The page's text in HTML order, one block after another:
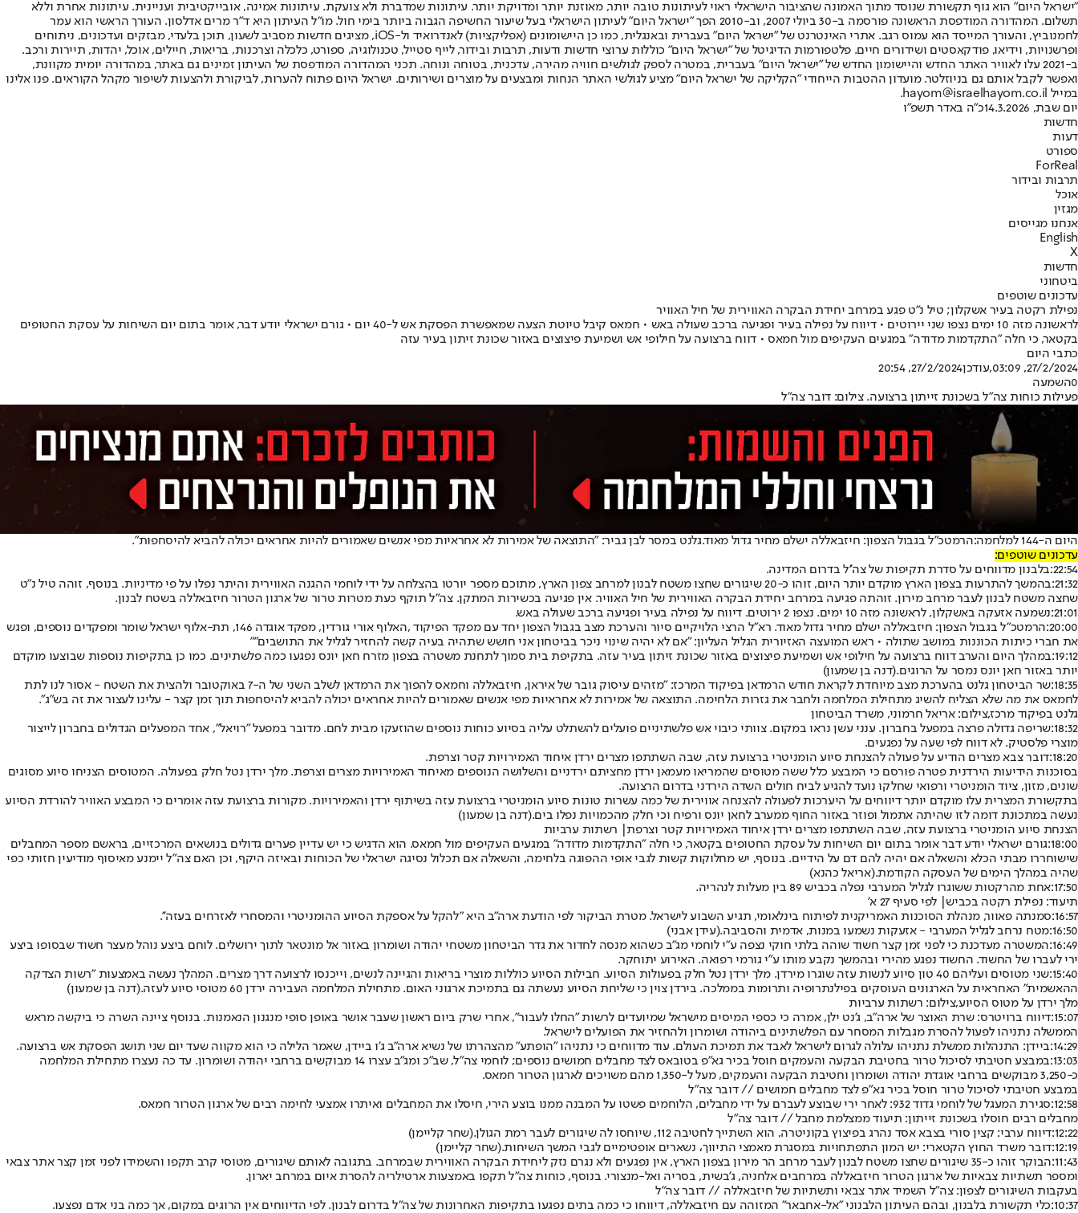
"ישראל היום" הוא גוף תקשורת שנוסד מתוך האמונה שהציבור הישראלי ראוי לעיתונות טובה יותר, מאוזנת יותר ומדויקת יותר. עיתונות שמדברת ולא צועקת. עיתונות אמינה, אובייקטיבית ועניינית. עיתונות אחרת וללא
תשלום. המהדורה המודפסת הראשונה פורסמה ב-30 ביולי 2007, וב-2010 הפך "ישראל היום" לעיתון הישראלי בעל שיעור החשיפה הגבוה ביותר בימי חול. מו"ל העיתון היא ד"ר מרים אדלסון. העורך הראשי הוא עמר
לחמנוביץ, והעורך המייסד הוא עמוס רגב. אתרי האינטרנט של "ישראל היום" בעברית ובאנגלית, כמו כן היישומונים (אפליקציות) לאנדרואיד ול-iOS, מציגים חדשות מסביב לשעון, תוכן בלעדי, מבזקים ועדכונים, ניתוחים
ופרשנויות, וידיאו, פודקאסטים ושידורים חיים. פלטפורמות הדיגיטל של "ישראל היום" כוללות ערוצי חדשות ודעות, תרבות ובידור, לייף סטייל, טכנולוגיה, ספורט, כלכלה וצרכנות, בריאות, חיילים, אוכל, יהדות, תיירות ורכב.
ב-2021 עלו לאוויר האתר החדש והיישומון החדש של "ישראל היום" בעברית, במטרה לספק לגולשים חוויה מהירה, עדכנית, בטוחה ונוחה. תכני המהדורה המודפסת של העיתון זמינים גם באתר, במהדורה יומית מקוונת,
ואפשר לקבל אותם גם בניוזלטר. מועדון ההטבות הייחודי "הקליקה של ישראל היום" מציע לגולשי האתר הנחות ומבצעים על מוצרים ושירותים. ישראל היום פתוח להערות, לביקורת ולהצעות לשיפור מקהל הקוראים. פנו אלינו
במייל hayom@israelhayom.co.il.
יום שבת, 14.3.2026
כ"ה באדר תשפ"ו
חדשות
דעות
ספורט
ForReal
תרבות ובידור
אוכל
מגזין
אנחנו מגייסים
English
X
חדשות
ביטחוני
עדכונים שוטפים
נפילת רקטה בעיר אשקלון; טיל נ״ט פגע במרחב יחידת הבקרה האווירית של חיל האוויר
לראשונה מזה 10 ימים נצפו שני יירוטים • דיווח על נפילה בעיר ופגיעה ברכב שעולה באש • חמאס קיבל טיוטת הצעה שמאפשרת הפסקת אש ל-40 יום • גורם ישראלי יודע דבר, אומר בתום יום השיחות על עסקת החטופים
בקטאר, כי חלה ״התקדמות מדודה״ במגעים העקיפים מול חמאס • דווח ברצועה על חילופי אש ושמיעת פיצוצים באזור שכונת זיתון בעיר עזה
כתבי היום
27/2/2024, 03:09
,עודכן27/2/2024, 20:54
0השמעה
פעילות כוחות צה"ל בשכונת זייתון ברצועה. צילום: דובר צה"ל
היום ה-144 למלחמה: הרמטכ״ל בגבול הצפון: חיזבאללה ישלם מחיר גדול מאוד.גלנט במסר לבן גביר: "התוצאה של אמירות לא אחראיות מפי אנשים שאמורים להיות אחראים יכולה להביא להיסחפות".
עדכונים שוטפים:
22:54: בלבנון מדווחים על סדרת תקיפות של צה''ל בדרום המדינה.
21:32:
בהמשך להתרעות בצפון הארץ מוקדם יותר היום, זוהו כ-20 שיגורים שחצו משטח לבנון למרחב צפון הארץ, מתוכם מספר יורטו בהצלחה על ידי לוחמי ההגנה האווירית והיתר נפלו על פי מדיניות. בנוסף, זוהה טיל נ״ט
שחצה משטח לבנון לעבר מרחב מירון. זוהתה פגיעה במרחב יחידת הבקרה האווירית של חיל האוויר. אין פגיעה בכשירות המתקן. צה"ל תוקף כעת מטרות טרור של ארגון הטרור חיזבאללה בשטח לבנון.
21:01: נשמעה אזעקה באשקלון, לראשונה מזה 10 ימים. נצפו 2 ירוטים. דיווח על נפילה בעיר ופגיעה ברכב שעולה באש.
20:00: הרמטכ״ל בגבול הצפון: חיזבאללה ישלם מחיר גדול מאוד. רא"ל הרצי הלוי
קיים סיור והערכת מצב בגבול הצפון יחד עם מפקד הפיקוד ,האלוף אורי גורדין, מפקד אוגדה 146, תת-אלוף ישראל שומר ומפקדים נוספים, ופגש
את חברי כיתות הכוננות במושב שתולה • ראש המועצה האזיורית הגליל העליון: "אם לא יהיה שינוי ניכר בביטחון אני חושש שתהיה בעיה קשה להחזיר לגליל את התושבים""
19:12: במהלך היום והערב דווח ברצועה על חילופי אש ושמיעת פיצוצים באזור שכונת זיתון בעיר עזה. בתקיפת בית סמוך לתחנת משטרה בצפון מזרח חאן יונס נפגעו כמה פלשתינים. כמו כן בתקיפות נוספות שבוצעו מוקדם
יותר באזור חאן יונס נמסר על הרוגים.(דנה בן שמעון)
18:35:
שר הביטחון גלנט בהערכת מצב מיוחדת לקראת חודש הרמדאן בפיקוד המרכז: ״מזהים עיסוק גובר של איראן, חיזבאללה וחמאס להפוך את הרמדאן לשלב השני של ה-7 באוקטובר ולהצית את השטח - אסור לנו לתת
לחמאס את מה שלא הצליח להשיג מתחילת המלחמה ולחבר את גזרות הלחימה. התוצאה של אמירות לא אחראיות מפי אנשים שאמורים להיות אחראים יכולה להביא להיסחפות תוך זמן קצר - עלינו לעצור את זה בש״ג״.
גלנט בפיקוד מרכז,צילום: אריאל חרמוני, משרד הביטחון
18:32: שריפה גדולה פרצה במפעל בחברון. ענני עשן נראו במקום. צוותי כיבוי אש פלשתיניים פועלים להשתלט עליה בסיוע כוחות נוספים שהוזעקו מבית לחם. מדובר במפעל "רויאל", אחד המפעלים הגדולים בחברון לייצור
מוצרי פלסטיק. לא דווח לפי שעה על נפגעים.
18:20: דובר צבא מצרים הודיע על פעולה להצנחת סיוע הומניטרי ברצועת עזה, שבה השתתפו מצרים ירדן איחוד האמירויות קטר וצרפת.
בסוכנות הידיעות הירדנית פטרה פורסם כי המבצע כלל ששה מטוסים שהמריאו מעמאן ירדן מחציתם ירדניים והשלושה הנוספים מאיחוד האמירויות מצרים וצרפת. מלך ירדן נטל חלק בפעולה. המטוסים הצניחו סיוע מסוגים
שונים, מזון, ציוד הומניטרי ורפואי שחלקו נועד להגיע לביח חולים השדה הירדני בדרום הרצועה.
בתקשורת המצרית עלו מוקדם יותר דיווחים על היערכות לפעולה להצנחה אווירית של כמה עשרות טונות סיוע הומניטרי ברצועת עזה בשיתוף ירדן והאמירויות. מקורות ברצועת עזה אומרים כי המבצע האוויר להורדת הסיוע
נעשה במתכונת דומה לזו שהיתה אתמול ופוזר באזור החוף ממערב לחאן יונס ורפיח וכי חלק מהכמויות נפלו בים.(דנה בן שמעון)
הצנחת סיוע הומניטרי ברצועת עזה, שבה השתתפו מצרים ירדן איחוד האמירויות קטר וצרפת| רשתות ערביות
18:00: גורם ישראלי יודע דבר אומר בתום יום השיחות על עסקת החטופים בקטאר, כי חלה ״התקדמות מדודה״ במגעים העקיפים מול חמאס. הוא הדגיש כי יש עדיין פערים גדולים בנושאים המרכזיים, בראשם מספר המחבלים
שישוחררו מבתי הכלא והשאלה אם יהיה להם דם על הידיים. בנוסף, יש מחלוקות קשות לגבי אופי ההפוגה בלחימה, והשאלה אם תכלול נסיגה ישראלי של הכוחות ובאיזה היקף, וכן האם צה״ל יימנע מאיסוף מודיעין חזותי כפי
שהיה במהלך הימים של העסקה הקודמת.(אריאל כהנא)
17:50: אחת מהרקטות ששוגרו לגליל המערבי נפלה בכביש 89 בין מעלות לנהריה.
תיעוד: נפילת רקטה בכביש| לפי סעיף 27 א'
16:57: סמנתה פאוור, מנהלת הסוכנות האמריקנית לפיתוח בינלאומי, תגיע השבוע לישראל. מטרת הביקור לפי הודעת ארה"ב היא "להקל על אספקת הסיוע ה​​הומניטרי והמסחרי לאזרחים בעזה''.
16:50: מטח נרחב לגליל המערבי - אזעקות נשמעו במנות, אדמית והסביבה.(עידן אבני)
16:49: המשטרה מעדכנת כי לפני זמן קצר חשוד שוהה בלתי חוקי נצפה ע"י לוחמי מג"ב כשהוא מנסה לחדור את גדר הביטחון משטחי יהודה ושומרון באזור אל מונטאר לתוך ירושלים. לוחם ביצע נוהל מעצר חשוד שבסופו ביצע
ירי לעברו של החשוד. החשוד נפגע מהירי ובהמשך נקבע מותו ע"י גורמי רפואה. האירוע יתוחקר.
15:40:
שני מטוסים ועליהם 40 טון סיוע לנשות עזה שוגרו מירדן. מלך ירדן נטל חלק בפעולות הסיוע. חבילות הסיוע כוללות מוצרי בריאות והגיינה לנשים, וייכנסו לרצועה דרך מצרים. המהלך נעשה באמצעות "רשות הצדקה
ההאשמית" האחראית על הארגונים העוסקים בפילנתרופיה ותרומות בממלכה. בירדן צוין כי שליחת הסיוע נעשתה גם בתמיכת ארגוני האום. מתחילת המלחמה העבירה ירדן 60 מטוסי סיוע לעזה.
(דנה בן שמעון)
מלך ירדן על מטוס הסיוע,צילום: רשתות ערביות
15:07: דיווח ברויטרס: שרת האוצר של ארה"ב, ג'נט ילן, אמרה כי כספי המיסים מישראל שמיועדים לרשות "החלו לעבור", אחרי שרק ביום ראשון שעבר אושר באופן סופי מנגנון הנאמנות. בנוסף ציינה השרה כי ביקשה מראש
הממשלה נתניהו לפעול להסרת מגבלות המסחר עם הפלשתינים ביהודה ושומרון ולהחזיר את הפועלים לישראל.
14:29: ביידן: התנהלות ממשלת נתניהו עלולה לגרום לישראל לאבד את תמיכת העולם. עוד מדווחים כי נתניהו "הופתע" מהצהרתו של נשיא ארה"ב ג'ו ביידן, שאמר הלילה כי הוא מקווה שעד יום שני תושג הפסקת אש ברצועה.
13:03:
במבצע חטיבתי לסיכול טרור בחטיבת הבקעה והעמקים חוסל בכיר גא״פ בטובאס לצד מחבלים חמושים נוספים; לוחמי צה״ל, שב״כ ומג״ב עצרו 14 מבוקשים ברחבי יהודה ושומרון. עד כה נעצרו מתחילת המלחמה
כ-3,250 מבוקשים ברחבי אוגדת יהודה ושומרון וחטיבת הבקעה והעמקים, מעל ל-1,350 מהם משויכים לארגון הטרור חמאס.
במבצע חטיבתי לסיכול טרור חוסל בכיר גא״פ לצד מחבלים חמושים // דובר צה"ל
12:58: סגירת המעגל של לוחמי גדוד 932: לאחר ירי שבוצע לעברם על ידי מחבלים, הלוחמים פשטו על המבנה ממנו בוצע הירי, חיסלו את המחבלים ואיתרו אמצעי לחימה רבים של ארגון הטרור חמאס.
מחבלים רבים חוסלו בשכונת זייתון: תיעוד ממצלמת מחבל // דובר צה"ל
12:22: דיווח ערבי: קצין סורי בצבא אסד נהרג בפיצוץ בקוניטרה, הוא השתייך לחטיבה 112, שיוחסו לה שיגורים לעבר רמת הגולן.
(שחר קליימן)
12:19: דובר משרד החוץ הקטארי: יש המון התפתחויות במסגרת מאמצי התיווך، נשארים אופטימיים לגבי המשך השיחות.(שחר קליימן)
11:43:
הבוקר זוהו כ-35 שיגורים שחצו משטח לבנון לעבר מרחב הר מירון בצפון הארץ, אין נפגעים ולא נגרם נזק ליחידת הבקרה האווירית שבמרחב. בתגובה לאותם שיגורים, מטוסי קרב תקפו והשמידו לפני זמן קצר אתר צבאי
ומספר תשתיות צבאיות של ארגון הטרור חיזבאללה במרחבים אלחניה, ג'בשית, בסריה ואל-מנצורי. בנוסף, כוחות צה"ל תקפו באמצעות ארטילריה להסרת איום במרחב יארון.
בעקבות השיגורים לצפון: צה"ל השמיד אתר צבאי ותשתיות של חיזבאללה // דובר צה"ל
10:37: כלי תקשורת בלבנון, ובהם העיתון הלבנוני "אל-אחבאר" המזוהה עם חיזבאללה, דיווחו כי כמה בתים נפגעו בתקיפות האחרונות של צה"ל בדרום לבנון. לפי הדיווחים אין הרוגים במקום, אך כמה בני אדם נפצעו.